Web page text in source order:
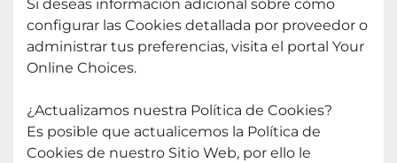
Si deseas información adicional sobre cómo
configurar las Cookies detallada por proveedor o
administrar tus preferencias, visita el portal Your
Online Choices.
¿Actualizamos nuestra Política de Cookies?
Es posible que actualicemos la Política de
Cookies de nuestro Sitio Web, por ello le